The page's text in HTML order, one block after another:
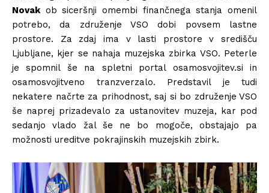
Novakob siceršnji omembi finančnega stanja omenil
potrebo, da združenje VSO dobi povsem lastne
prostore. Za zdaj ima v lasti prostore v središču
Ljubljane, kjer se nahaja muzejska zbirka VSO. Peterle
je spomnil še na spletni portal osamosvojitev.si in
osamosvojitveno tranzverzalo. Predstavil je tudi
nekatere načrte za prihodnost, saj si bo združenje VSO
še naprej prizadevalo za ustanovitev muzeja, kar pod
sedanjo vlado žal še ne bo mogoče, obstajajo pa
možnosti ureditve pokrajinskih muzejskih zbirk.